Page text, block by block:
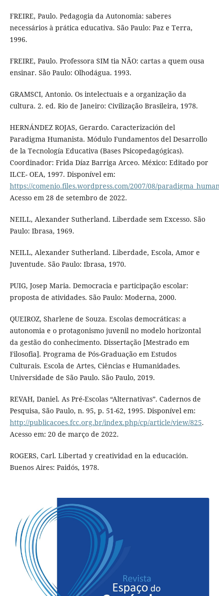
FREIRE, Paulo. Pedagogia da Autonomia: saberes
necessários à prática educativa. São Paulo: Paz e Terra,
1996.
FREIRE, Paulo. Professora SIM tia NÃO: cartas a quem ousa
ensinar. São Paulo: Olhodágua. 1993.
GRAMSCI, Antonio. Os intelectuais e a organização da
cultura. 2. ed. Rio de Janeiro: Civilização Brasileira, 1978.
HERNÁNDEZ ROJAS, Gerardo. Caracterización del
Paradigma Humanista. Módulo Fundamentos del Desarrollo
de la Tecnología Educativa (Bases Psicopedagógicas).
Coordinador: Frida Díaz Barriga Arceo. México: Editado por
ILCE- OEA, 1997. Disponível em:
https://comenio.files.wordpress.com/2007/08/
Acesso em 28 de setembro de 2022.
NEILL, Alexander Sutherland. Liberdade sem Excesso. São
Paulo: Ibrasa, 1969.
NEILL, Alexander Sutherland. Liberdade, Escola, Amor e
Juventude. São Paulo: Ibrasa, 1970.
PUIG, Josep Maria. Democracia e participação escolar:
proposta de atividades. São Paulo: Moderna, 2000.
QUEIROZ, Sharlene de Souza. Escolas democráticas: a
autonomia e o protagonismo juvenil no modelo horizontal
da gestão do conhecimento. Dissertação [Mestrado em
Filosofia]. Programa de Pós-Graduação em Estudos
Culturais. Escola de Artes, Ciências e Humanidades.
Universidade de São Paulo. São Paulo, 2019.
REVAH, Daniel. As Pré-Escolas “Alternativas”. Cadernos de
Pesquisa, São Paulo, n. 95, p. 51-62, 1995. Disponível em:
http://publicacoes.fcc.org.br/index.php/cp/article/view/825.
Acesso em: 20 de março de 2022.
ROGERS, Carl. Libertad y creatividad en la educación.
Buenos Aires: Paidós, 1978.